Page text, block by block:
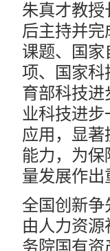
朱真才教
后主持并完
课题、国家
项、国家科
育部科技
业科技进
应用，显
能力，为
量发展作出
全国创新争
由人力资
务院国有